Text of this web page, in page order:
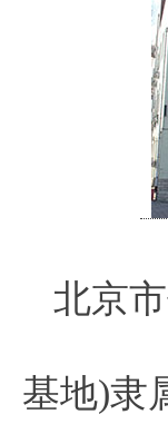
北京
基地)隶